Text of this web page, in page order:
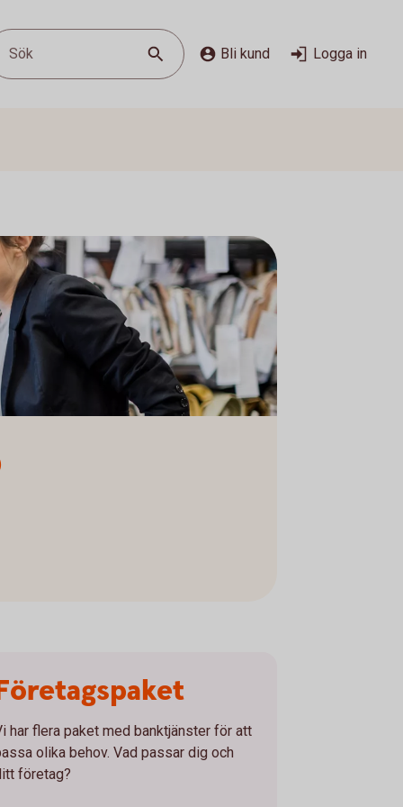
Sök Bli kund Logga in
har flera paket med banktjänster för att
olika behov. Vad passar dig och
företag?